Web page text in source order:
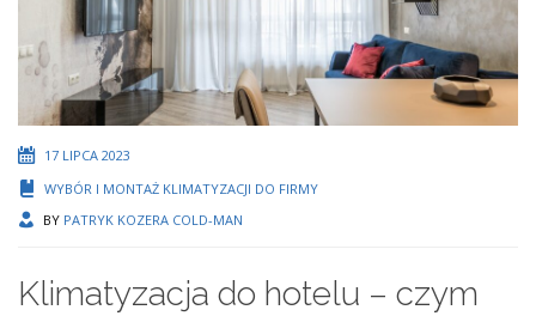
17 LIPCA 2023
WYBÓR I MONTAŻ KLIMATYZACJI DO FIRMY
BY PATRYK KOZERA COLD-MAN
Klimatyzacja do hotelu – czym